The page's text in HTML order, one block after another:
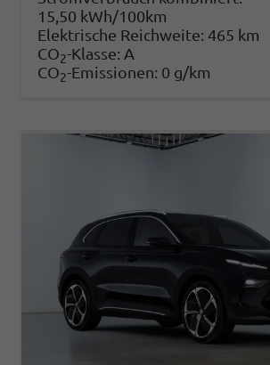
15,50 kWh/100km
Elektrische Reichweite: 465 km
CO2-Klasse: A
CO2-Emissionen: 0 g/km